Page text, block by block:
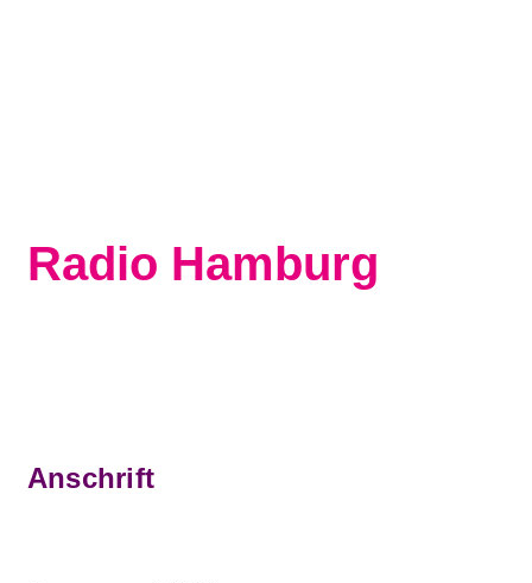
Radio Hamburg
Anschrift